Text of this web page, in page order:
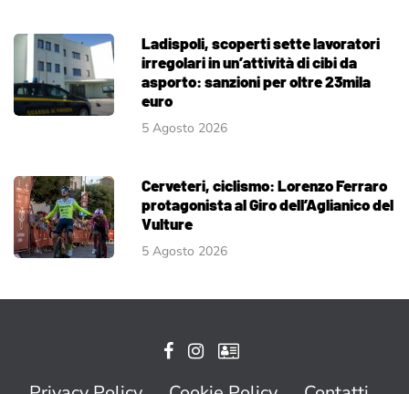
Ladispoli, scoperti sette lavoratori
irregolari in un’attività di cibi da
asporto: sanzioni per oltre 23mila
euro
5 Agosto 2026
Cerveteri, ciclismo: Lorenzo Ferraro
protagonista al Giro dell’Aglianico del
Vulture
5 Agosto 2026